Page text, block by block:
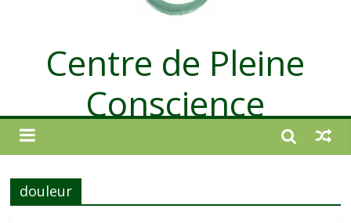
Centre de Pleine
Conscience
douleur